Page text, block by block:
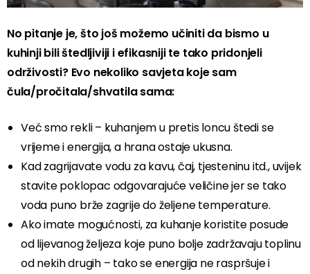
No pitanje je, što još možemo učiniti da bismo u
kuhinji bili štedljiviji i efikasniji te tako pridonjeli
održivosti? Evo nekoliko savjeta koje sam
čula/pročitala/shvatila sama:
Već smo rekli – kuhanjem u pretis loncu štedi se
vrijeme i energija, a hrana ostaje ukusna.
Kad zagrijavate vodu za kavu, čaj, tjesteninu itd., uvijek
stavite poklopac odgovarajuće veličine jer se tako
voda puno brže zagrije do željene temperature.
Ako imate mogućnosti, za kuhanje koristite posude
od lijevanog željeza koje puno bolje zadržavaju toplinu
od nekih drugih – tako se energija ne raspršuje i